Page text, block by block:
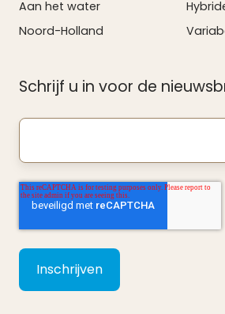
Aan het water
Noord-Holland
Schrijf u in voor de
Uw
mailadres*